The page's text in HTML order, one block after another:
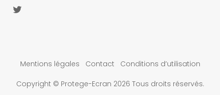
Mentions légales Contact Conditions d’utilisation
Copyright © Protege-Ecran 2026 Tous droits réservés.